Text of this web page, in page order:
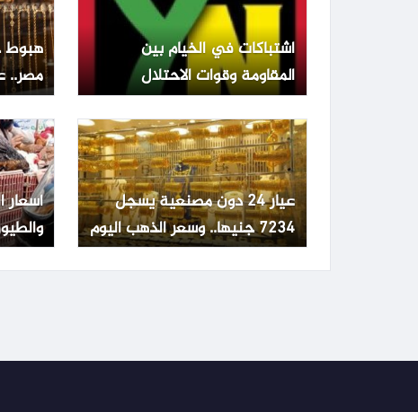
اشتباكات في الخيام بين
المقاومة وقوات الاحتلال
هبوط
مصر.. عيار 21
عيار 24 دون مصنعية يسجل
7234 جنيها.. وسعر الذهب اليوم
الإثنين 15 يونيو 2026
أسعار
الجمعة 3